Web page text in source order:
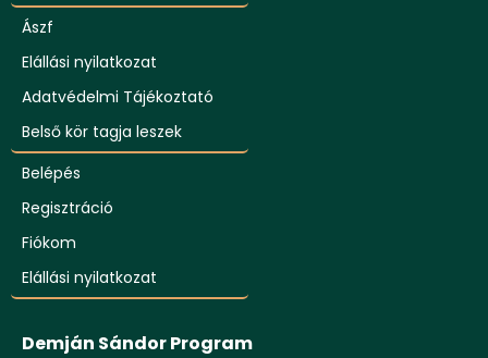
Ászf
Elállási nyilatkozat
Adatvédelmi Tájékoztató
Belső kör tagja leszek
Belépés
Regisztráció
Fiókom
Elállási nyilatkozat
Demján Sándor Program